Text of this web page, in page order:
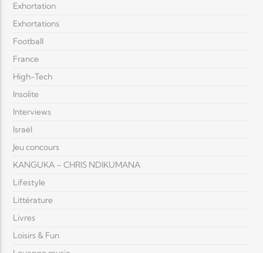
Exhortation
Exhortations
Football
France
High-Tech
Insolite
Interviews
Israël
Jeu concours
KANGUKA – CHRIS NDIKUMANA
Lifestyle
Littérature
Livres
Loisirs & Fun